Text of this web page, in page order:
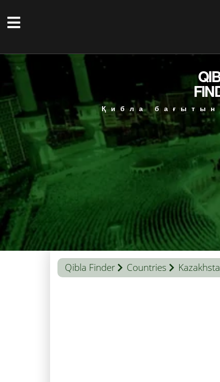
Қибла
Qibla Finder Countries